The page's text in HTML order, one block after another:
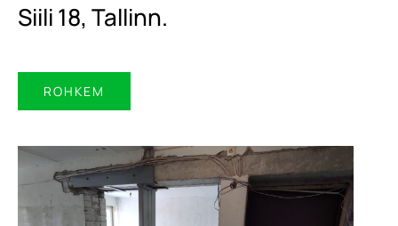
Siili 18, Tallinn.
ROHKEM